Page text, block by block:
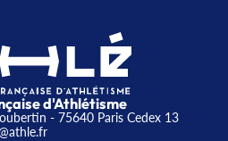
d'Athlétisme
- 75640 Paris Cedex 13